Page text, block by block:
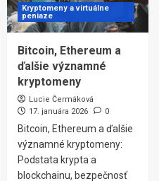
Kryptomeny a virtuálne
peniaze
Bitcoin, Ethereum a
ďalšie významné
kryptomeny
Lucie Čermáková
17. januára 2026
0
Bitcoin, Ethereum a ďalšie
významné kryptomeny:
Podstata krypta a
blockchainu, bezpečnosť